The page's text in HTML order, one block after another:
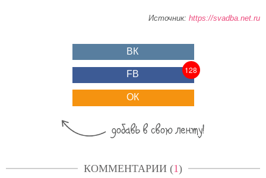
Источник: https://svadba.net.ru
ВК
FB 128
ОК
КОММЕНТАРИИ (1)